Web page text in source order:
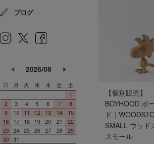
【個別販売】
BOYHOOD ボ
ド｜
SMALL ウッド
スモール
ブログ
2026/08
日 月 火 水 木 金
土
1
2
3 4 5 6 7
8
9
10 11 12 13 14
15
16
17 18 19 20 21
22
23 24 25 26 27 28
29
30 31